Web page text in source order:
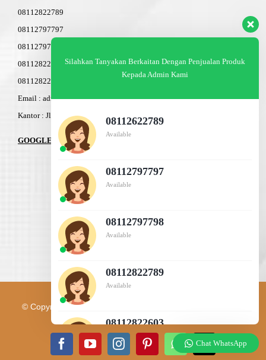
08112822789
08112797797
08112797798
08112822503
08112822603
Email : admin@am-baja.com
Kantor : Jl. Gatot Subroto 7b Semarang.
GOOGLE MAPS
© Copyright 2003 - 2026 | PT. AM BAJA GROUP | All Rights
Silahkan Tanyakan Berkaitan Dengan Penjualan Produk
Kepada Admin Kami
08112622789
Available
08112797797
Available
08112797798
Available
08112822789
Available
08112822603
Available
Chat WhatsApp